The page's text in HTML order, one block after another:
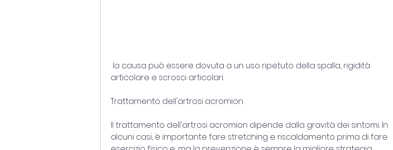
articolare e scrosci articolari.
Trattamento dell'artrosi acromion
Il trattamento dell'artrosi acromion dipende dalla gravità dei sintomi. In
alcuni casi, è importante fare stretching e riscaldamento prima di fare